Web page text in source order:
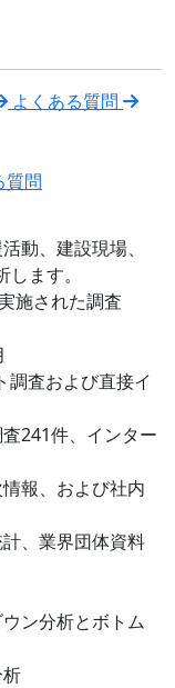
よくある質問
質問
動、建設現場、
ます。
施された調査
調査および直接イ
241件、インター
報、および社内
、業界団体資料
ウン分析とボトム